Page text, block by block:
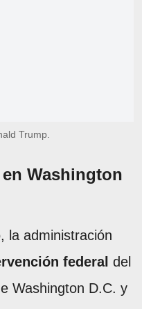
Trump.
Washington
la administración
federal del
Washington D.C. y